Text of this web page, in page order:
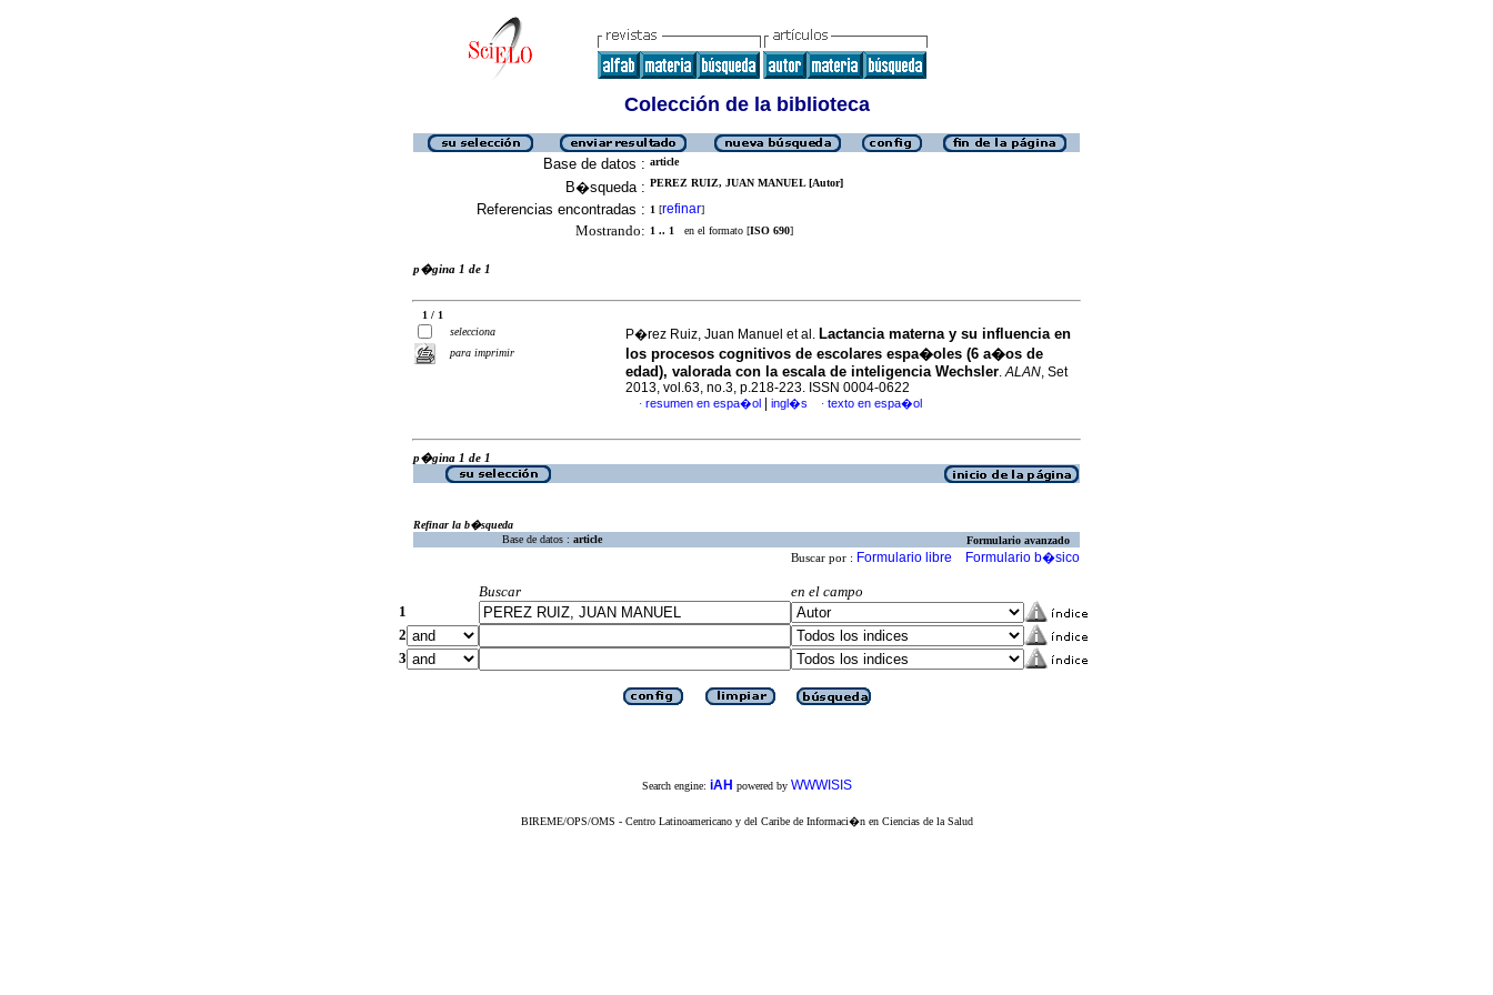
Colección de la biblioteca
Base de datos : article
B�squeda : PEREZ RUIZ, JUAN MANUEL [Autor]
Referencias encontradas : 1 [refinar]
Mostrando: 1 .. 1 en el formato [ISO 690]
p�gina 1 de 1
1 / 1
selecciona
para imprimir
P�rez Ruiz, Juan Manuel et al. Lactancia materna y su influencia en
los procesos cognitivos de escolares espa�oles (6 a�os de
edad), valorada con la escala de inteligencia Wechsler.ALAN, Set
2013, vol.63, no.3, p.218-223. ISSN 0004-0622
· resumen en espa�ol ingl�s · texto en espa�ol
p�gina 1 de 1
Refinar la b�squeda
Base de datos : article Formulario avanzado
Buscar por : Formulario libre Formulario b�sico
Buscar
en el campo
1
2
3
Search engine: iAH powered by WWWISIS
BIREME/OPS/OMS - Centro Latinoamericano y del Caribe de Informaci�n en Ciencias de la Salud